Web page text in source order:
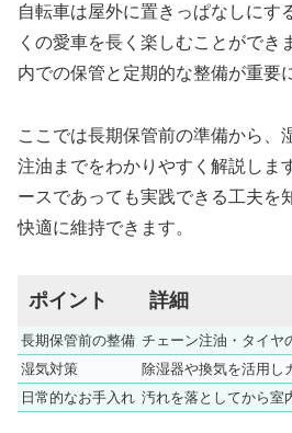
自転車は屋外に置きっぱなしにす
くの愛車を長く楽しむことができ
内での保管と定期的な整備が重要
ここでは長期保管前の準備から、
注油までをわかりやすく解説しま
ースであっても実践できる工夫を
快適に維持できます。
ポイント 詳細
長期保管前の整備 チェーン注油・タイヤ
湿気対策
除湿器や換気を活用し
日常的なお手入れ 汚れを落としてから室